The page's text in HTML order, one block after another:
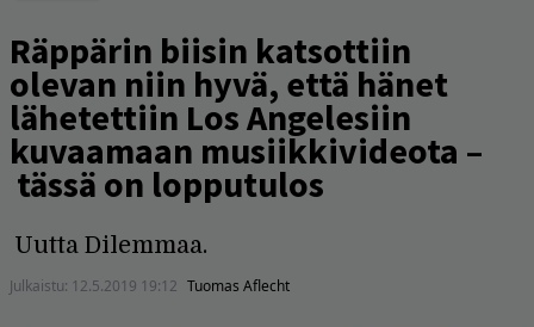
Räppärin biisin katsottiin
olevan niin hyvä, että hänet
lähetettiin Los Angelesiin
kuvaamaan musiikkivideota –
tässä on lopputulos
Uutta Dilemmaa.
Julkaistu: 12.5.2019 19:12 Tuomas Aflecht